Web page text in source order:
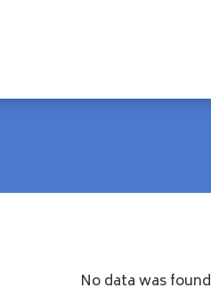
No data was found